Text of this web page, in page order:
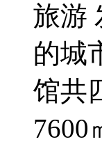
旅游
的城
馆共
7600